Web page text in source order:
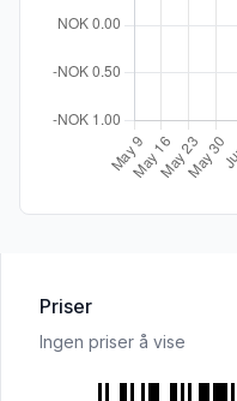
Priser
Ingen priser å vise